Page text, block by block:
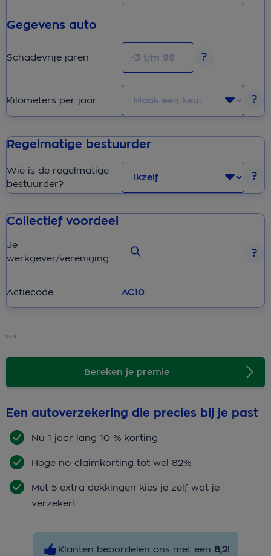
Gegevens auto
Schadevrije jaren
Kilometers per jaar
Regelmatige bestuurder
Wie is de regelmatige
bestuurder?
Collectief voordeel
Je
werkgever/vereniging
Actiecode
Bereken je premie
Een autoverzekering die precies bij je past
Nu 1 jaar lang 10 % korting
Hoge no-claimkorting tot wel 82%
Met 5 extra dekkingen kies je zelf wat je
verzekert
Klanten beoordelen ons met een 8,2!